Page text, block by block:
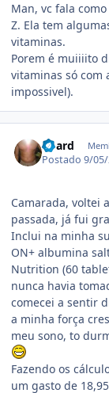
Man, vc fala
Z. Ela tem
vitaminas.
Porem é muiiiito
vitaminas só com
impossivel).
board
Postado9/
Camarada, voltei
passada, já fui
Inclui na minha
ON+ albumina
Nutrition (60
nunca havia
comecei a sentir
a minha força
meu sono, to
Fazendo os
um gasto de